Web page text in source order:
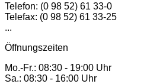
Telefon: (0 98 52) 61 33-0
Telefax: (0 98 52) 61 33-25
...
Öffnungszeiten
Mo.-Fr.: 08:30 - 19:00 Uhr
Sa.: 08:30 - 16:00 Uhr